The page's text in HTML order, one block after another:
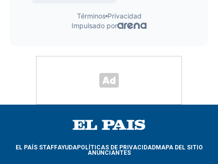
EL PAÍS STAFFAYUDAPOLÍTICAS DE PRIVACIDADMAPA DEL SITIO
ANUNCIANTES